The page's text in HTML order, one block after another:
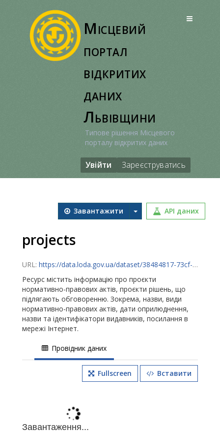
Місцевий
портал
відкритих
даних
Львівщини
Типове рішення Місцевого
порталу відкритих даних
Увійти Зареєструватись
Завантажити API даних
projects
URL: https://data.loda.gov.ua/dataset/38484817-73cf-4e5f-bd05-1924a282a564/resource/94f5e8b0-4bd1-437e-8308-fae8612c27d6/download/projects.csv
Ресурс містить інформацію про проєкти
нормативно-правових актів, проєкти рішень, що
підлягають обговоренню. Зокрема, назви, види
нормативно-правових актів, дати оприлюднення,
назви та ідентифікатори видавників, посилання в
мережі Інтернет.
Провідник даних
Fullscreen Вставити